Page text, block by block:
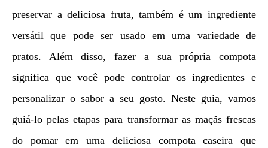
preservar a deliciosa fruta, também é um ingrediente
versátil que pode ser usado em uma variedade de
pratos. Além disso, fazer a sua própria compota
significa que você pode controlar os ingredientes e
personalizar o sabor a seu gosto. Neste guia, vamos
guiá-lo pelas etapas para transformar as maçãs frescas
do pomar em uma deliciosa compota caseira que